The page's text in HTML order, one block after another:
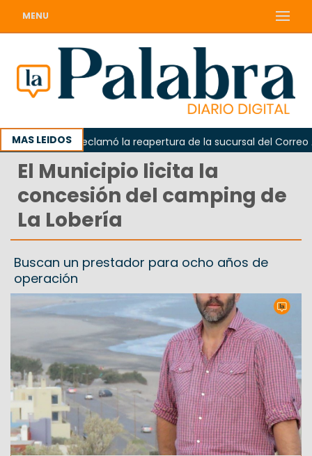
MENU
MAS LEIDOS
Odarda reclamó la reapertura de la sucursal del Correo
El Municipio licita la
concesión del camping de
La Lobería
Buscan un prestador para ocho años de
operación